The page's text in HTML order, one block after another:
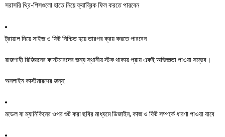
সরাসরি থ্রি-পিসগুলো হাতে নিয়ে ফ্যাব্রিক ফিল করতে পারবেন
ট্রায়াল দিয়ে সাইজ ও ফিট নিশ্চিত হয়ে তারপর ক্রয় করতে পারবেন
রাজশাহী রিজিয়নের কাস্টমারদের জন্য স্থানীয় স্টক থাকায় প্রায় একই অভিজ্ঞতা পাওয়া সম্ভব।
অনলাইন কাস্টমারদের জন্য:
মডেল বা ম্যানিকিনের ওপর শুট করা ছবির মাধ্যমে ডিজাইন, কাজ ও ফিট সম্পর্কে ধারণা পাওয়া যাবে